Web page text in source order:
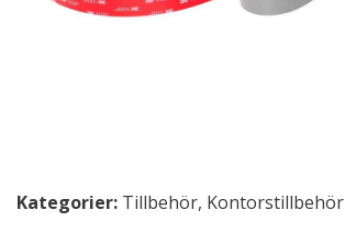
Kategorier: Tillbehör, Kontorstillbehör